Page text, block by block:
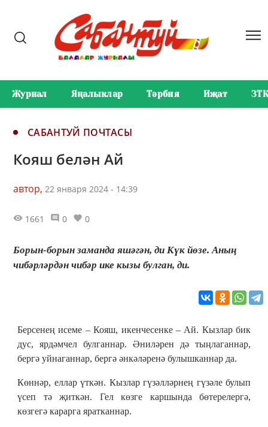
Журнал Яңалыклар Тәрбия Иҗат ЗТК
САБАНТУЙ ПОЧТАСЫ
Кояш белән Ай
автор, 22 января 2024 - 14:39
1661 0 0
Борын-борын заманда яшәгән, ди Күк йөзе. Аның
чибәрләрдән чибәр ике кызы булган, ди.
Берсенең исеме – Кояш, икенчесенке – Ай. Кызлар бик
дус, ярдәмчел булганнар. Әниләрен дә тыңлаганнар,
бергә уйнаганнар, бергә әнкәләренә булышканнар да.
Көннәр, еллар үткән. Кызлар гүзәлләрнең гүзәле булып
үсеп тә җиткән. Гел көзге каршында бөтерелергә,
көзгегә карарга яратканнар.